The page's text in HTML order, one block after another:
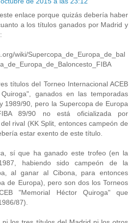
enlace porque quizás debería haber
a los títulos ganados por Madrid y
wiki/Supercopa_de_Europa_de_bal
títulos del Torneo Internacional ACEB
ganados en las temporadas
1989/90, pero la Supercopa de Europa
89/90 no está oficializada por
rival (KK Split, entonces campeón de
estar exento de este título.
sí que ha ganado este trofeo (en la
habiendo sido campeón de la
al ganar al Cibona, para entonces
de Europa), pero son dos los Torneos
"Memorial Héctor Quiroga" que
87).